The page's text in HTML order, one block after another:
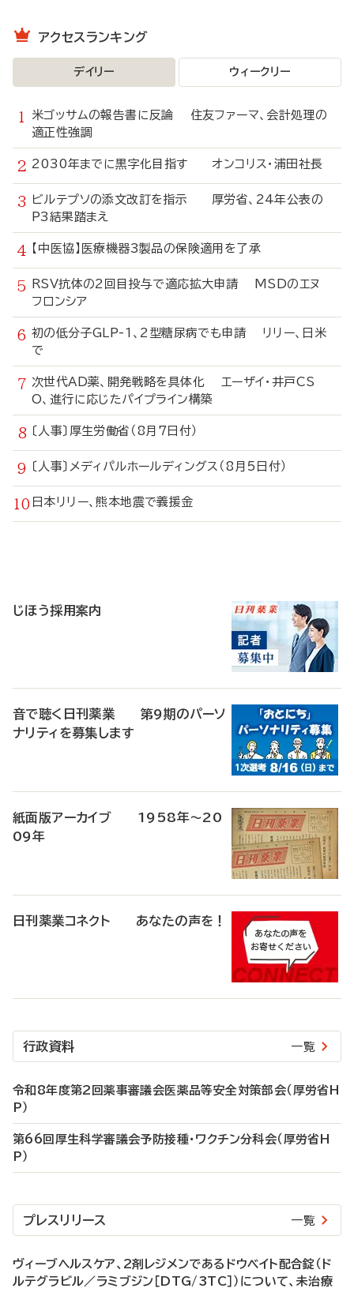
アクセスランキング
デイリー ウィークリー
米ゴッサムの報告書に反論 住友ファーマ、会計処理の
適正性強調
2030年までに黒字化目指す オンコリス・浦田社長
ビルテプソの添文改訂を指示 厚労省、24年公表の
P3結果踏まえ
【中医協】医療機器3製品の保険適用を了承
RSV抗体の2回目投与で適応拡大申請 MSDのエヌ
フロンシア
初の低分子GLP-1、2型糖尿病でも申請 リリー、日米
で
次世代AD薬、開発戦略を具体化 エーザイ・井戸CS
O、進行に応じたパイプライン構築
〔人事〕厚生労働省（8月7日付）
〔人事〕メディパルホールディングス（8月5日付）
日本リリー、熊本地震で義援金
じほう採用案内
音で聴く日刊薬業 第9期のパーソ
ナリティを募集します
紙面版アーカイブ 1958年～20
09年
日刊薬業コネクト あなたの声を！
行政資料 一覧
令和8年度第2回薬事審議会医薬品等安全対策部会（厚労省H
P）
第66回厚生科学審議会予防接種・ワクチン分科会（厚労省H
P）
プレスリリース 一覧
ヴィーブヘルスケア、2剤レジメンであるドウベイト配合錠（ド
ルテグラビル／ラミブジン［DTG/3TC］）について、未治療